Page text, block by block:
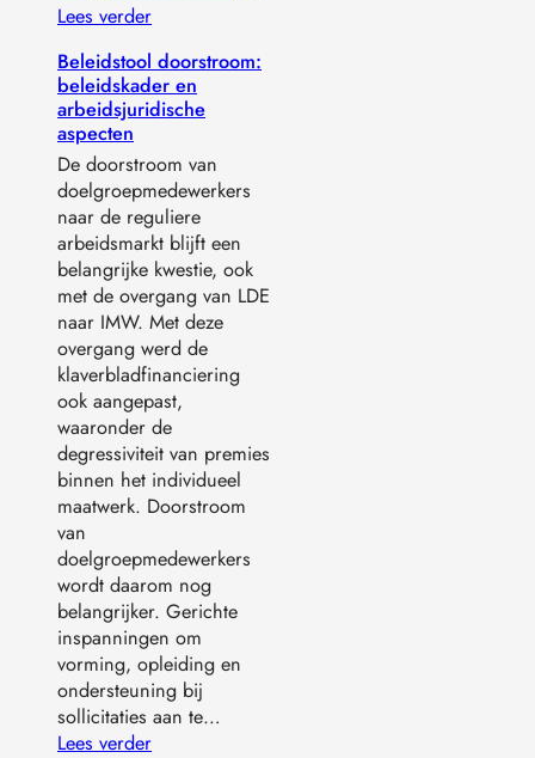
Lees verder
Beleidstool doorstroom:
beleidskader en
arbeidsjuridische
aspecten
De doorstroom van
doelgroepmedewerkers
naar de reguliere
arbeidsmarkt blijft een
belangrijke kwestie, ook
met de overgang van LDE
naar IMW. Met deze
overgang werd de
klaverbladfinanciering
ook aangepast,
waaronder de
degressiviteit van premies
binnen het individueel
maatwerk. Doorstroom
van
doelgroepmedewerkers
wordt daarom nog
belangrijker. Gerichte
inspanningen om
vorming, opleiding en
ondersteuning bij
sollicitaties aan te…
Lees verder